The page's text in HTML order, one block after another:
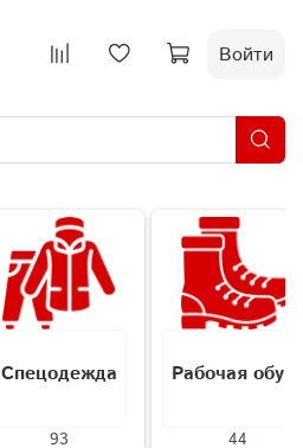
Войти
Спецодежда
93
Рабочая обувь
44